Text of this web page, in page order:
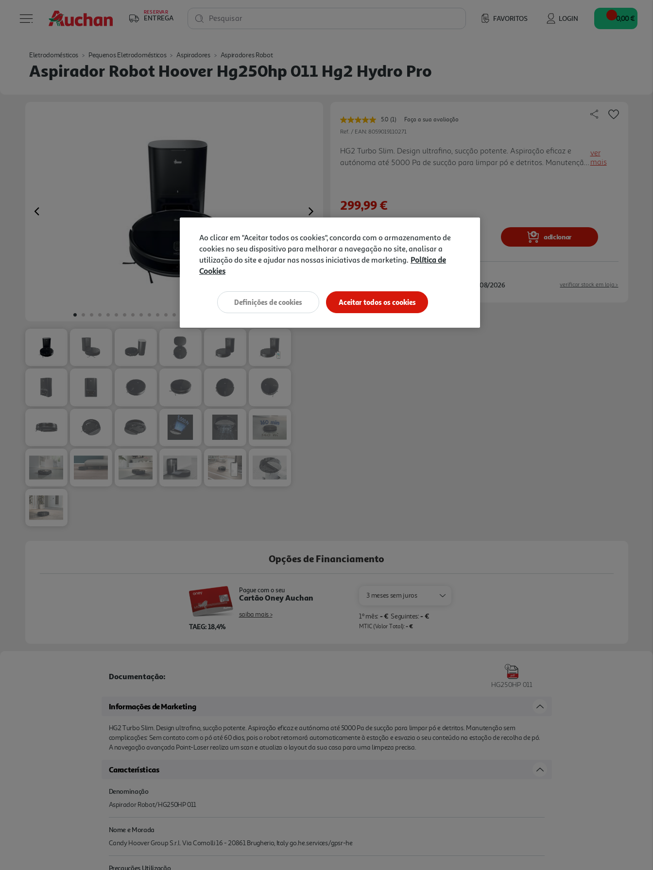
RESERVAR
ENTREGA FAVORITOS LOGIN
Pesquisar 0,00 €
Eletrodomésticos Pequenos Eletrodomésticos Aspiradores Aspiradores Robot
Aspirador Robot Hoover Hg250hp 011 Hg2 Hydro Pro
Previous Next
5.0 Leu
uma
Link
para
a
(1)
Faça a sua avaliação
Ref. / EAN: 8059019110271
HG2 Turbo Slim. Design ultrafino, sucção potente. Aspiração eficaz e
autónoma até 5000 Pa de sucção para limpar pó e detritos. Manutenção
scan e atualiza o layout da sua casa para uma limpeza precisa.
ver
mais
299,99 €
adicionar
verificar stock em loja >
24/08/2026 e 25/08/2026
Opções de Financiamento
TAEG: 18,4%
Pague com o seu
Cartão Oney Auchan
saiba mais >
3 meses sem juros
1º mês: - € Seguintes: - €
MTIC (Valor Total):- €
Documentação:
HG250HP 011
Informações de Marketing
HG2 Turbo Slim. Design ultrafino, sucção potente. Aspiração eficaz e autónoma até 5000 Pa de sucção para limpar pó e detritos. Manutenção sem
complicações: Sem contato com o pó até 60 dias, pois o robot retornará automaticamente à estação e esvazia o seu conteúdo na estação de recolha de pó.
A navegação avançada Point-Laser realiza um scan e atualiza o layout da sua casa para uma limpeza precisa.
Características
Denominação
Aspirador Robot/HG250HP 011
Nome e Morada
Candy Hoover Group S.r.l. Via Comolli 16 - 20861 Brugherio, Italy go.he.services/gpsr-he
Precauções Utilização
Ao clicar em "Aceitar todos os cookies", concorda com o armazenamento de
cookies no seu dispositivo para melhorar a navegação no site, analisar a
utilização do site e ajudar nas nossas iniciativas de marketing. Política de
Cookies
Aceitar todos os cookies
Definições de cookies